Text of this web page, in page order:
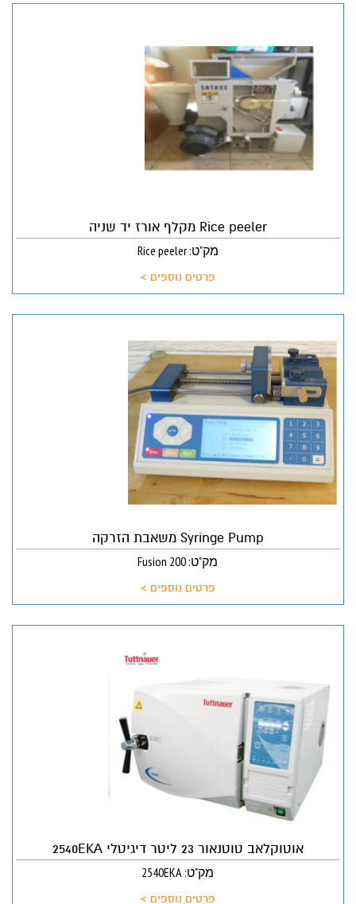
Rice peeler מקלף אורז יד שניה
מק"ט: Rice peeler
פרטים נוספים >
Syringe Pump משאבת הזרקה
מק"ט: Fusion 200
פרטים נוספים >
אוטוקלאב טוטנאור 23 ליטר דיגיטלי 2540EKA
מק"ט: 2540EKA
פרטים נוספים >